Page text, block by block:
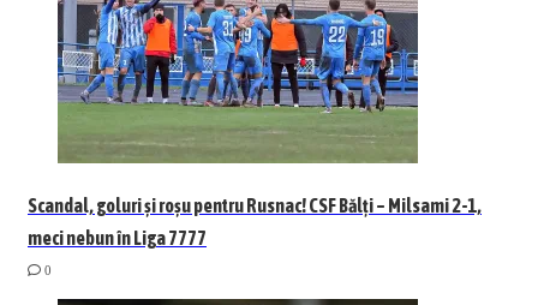
Scandal, goluri și roșu pentru Rusnac! CSF Bălți – Milsami 2-1,
meci nebun în Liga 7777
0